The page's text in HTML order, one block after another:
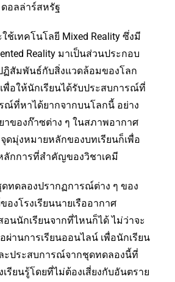
ดอลล่าร์สหรัฐ
ช้เทคโนโลยี Mixed Reality ซึ่งมี
Reality มาเป็นส่วนประกอบ
ฏิสัมพันธ์กับสิ่งแวดล้อมของโลก
พื่อให้นักเรียนได้รับประสบการณ์ที่
ณ์ที่หาได้ยากจากบนโลกนี้ อย่าง
าของก๊าซต่าง ๆ ในสภาพอากาศ
ดมุ่งหมายหลักของบทเรียนก็เพื่อ
ลักการที่สำคัญของวิชาเคมี
ดทดลองปรากฏการณ์ต่าง ๆ ของ
องโรงเรียนนายเรืออากาศ
นนักเรียนจากที่ไหนก็ได้ ไม่ว่าจะ
ผ่านการเรียนออนไลน์ เพื่อนักเรียน
ะประสบการณ์จากชุดทดลองนี้ที่
เรียนรู้โดยที่ไม่ต้องเสี่ยงกับอันตราย